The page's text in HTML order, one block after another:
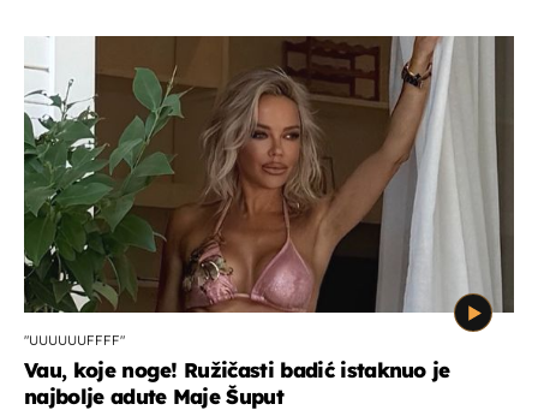
"UUUUUUFFFF"
Vau, koje noge! Ružičasti badić istaknuo je
najbolje adute Maje Šuput